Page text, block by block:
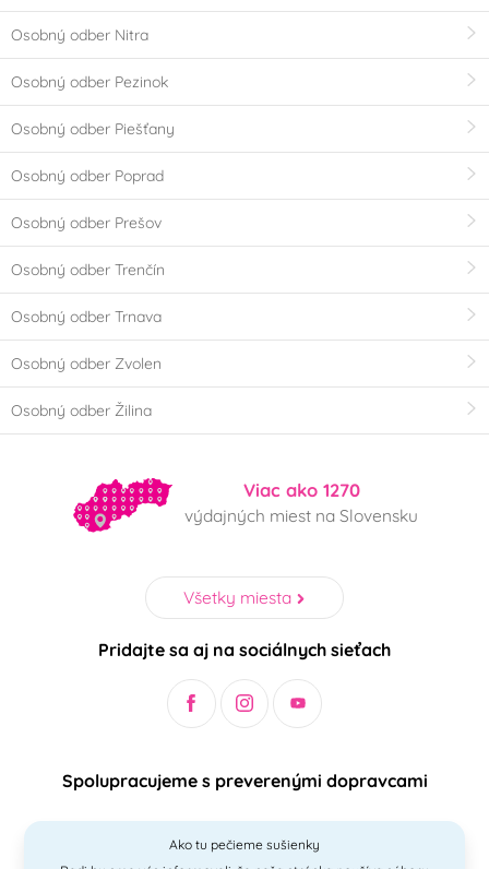
Osobný odber Nitra
Osobný odber Pezinok
Osobný odber Piešťany
Osobný odber Poprad
Osobný odber Prešov
Osobný odber Trenčín
Osobný odber Trnava
Osobný odber Zvolen
Osobný odber Žilina
Viac ako 1270
výdajných miest na Slovensku
Všetky miesta
Pridajte sa aj na sociálnych sieťach
Spolupracujeme s preverenými dopravcami
Ako tu pečieme sušienky